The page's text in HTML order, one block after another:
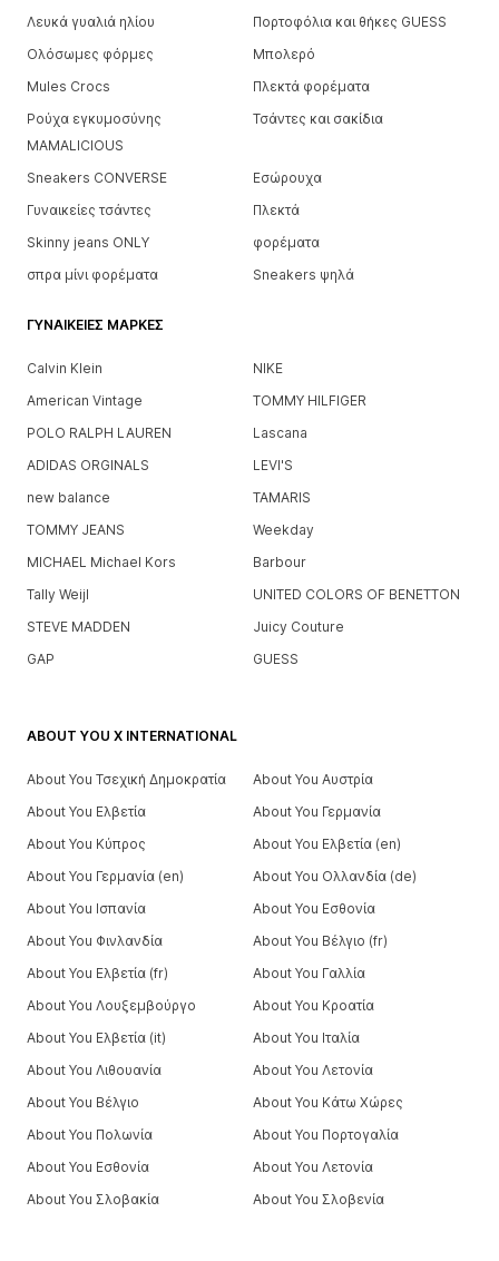
Λευκά γυαλιά ηλίου
Πορτοφόλια και θήκες GUESS
Ολόσωμες φόρμες
Μπολερό
Mules Crocs
Πλεκτά φορέματα
Ρούχα εγκυμοσύνης
MAMALICIOUS
Τσάντες και σακίδια
Sneakers CONVERSE
Εσώρουχα
Γυναικείες τσάντες
Πλεκτά
Skinny jeans ONLY
φορέματα
σπρα μίνι φορέματα
Sneakers ψηλά
ΓΥΝΑΙΚΕΊΕΣ ΜΆΡΚΕΣ
Calvin Klein
NIKE
American Vintage
TOMMY HILFIGER
POLO RALPH LAUREN
Lascana
ADIDAS ORGINALS
LEVI'S
new balance
TAMARIS
TOMMY JEANS
Weekday
MICHAEL Michael Kors
Barbour
Tally Weijl
UNITED COLORS OF BENETTON
STEVE MADDEN
Juicy Couture
GAP
GUESS
ABOUT YOU X INTERNATIONAL
About You Τσεχική Δημοκρατία
About You Αυστρία
About You Ελβετία
About You Γερμανία
About You Κύπρος
About You Ελβετία (en)
About You Γερμανία (en)
About You Ολλανδία (de)
About You Ισπανία
About You Εσθονία
About You Φινλανδία
About You Βέλγιο (fr)
About You Ελβετία (fr)
About You Γαλλία
About You Λουξεμβούργο
About You Κροατία
About You Ελβετία (it)
About You Ιταλία
About You Λιθουανία
About You Λετονία
About You Βέλγιο
About You Κάτω Χώρες
About You Πολωνία
About You Πορτογαλία
About You Εσθονία
About You Λετονία
About You Σλοβακία
About You Σλοβενία